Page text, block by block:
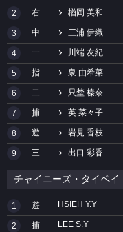
2 右 楢岡 美和
3 中 三浦 伊織
4 一 川端 友紀
5 指 泉 由希菜
6 二 只埜 榛奈
7 捕 英 菜々子
8 遊 岩見 香枝
9 三 出口 彩香
チャイニーズ・タイペイ
1 遊 HSIEH Y.Y
2 捕 LEE S.Y